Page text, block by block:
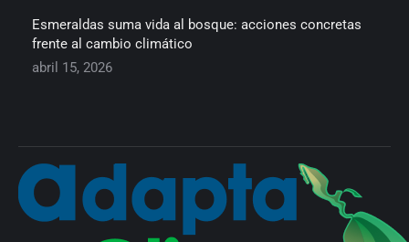
Esmeraldas suma vida al bosque: acciones concretas
frente al cambio climático
abril 15, 2026